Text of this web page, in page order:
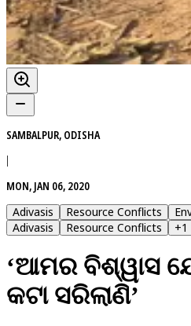
SAMBALPUR, ODISHA
|
MON, JAN 06, 2020
Adivasis
Resource Conflicts
Adivasis
Resource Conflicts +1
‘ଆମର ବିଶ୍ୱାସ
କଟା ସରିଲାଣି’